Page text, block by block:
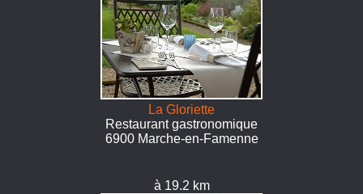
La Gloriette
Restaurant gastronomique
6900 Marche-en-Famenne
à 19.2 km